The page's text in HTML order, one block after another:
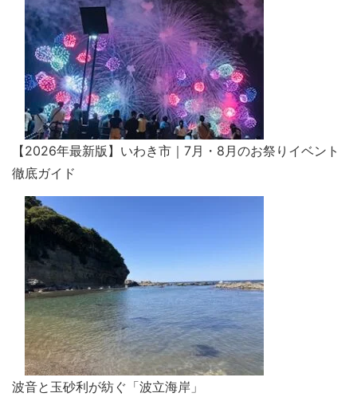
【2026年最新版】いわき市｜7月・8月のお祭りイベント
徹底ガイド
波音と玉砂利が紡ぐ「波立海岸」